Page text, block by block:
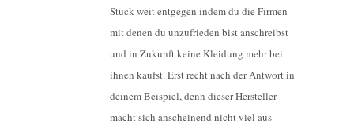
Stück weit entgegen indem du die Firmen
mit denen du unzufrieden bist anschreibst
und in Zukunft keine Kleidung mehr bei
ihnen kaufst. Erst recht nach der Antwort in
deinem Beispiel, denn dieser Hersteller
macht sich anscheinend nicht viel aus